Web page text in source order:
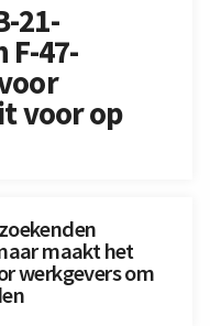
21-
47-
voor op
maakt het
werkgevers om